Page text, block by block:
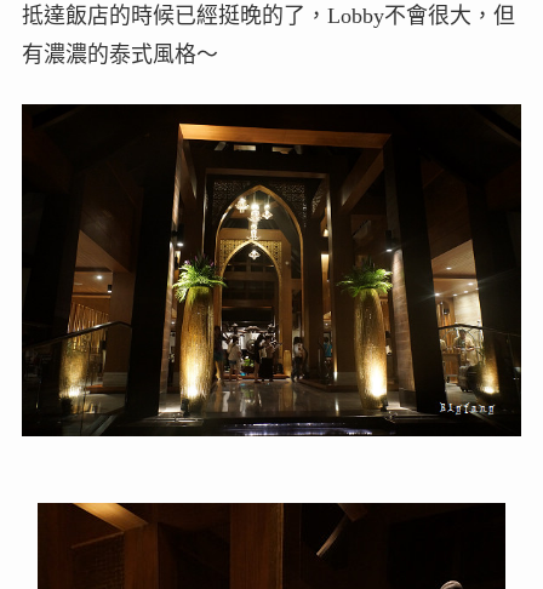
抵達飯店的時候已經挺晚的了，Lobby不會很大，但
有濃濃的泰式風格～